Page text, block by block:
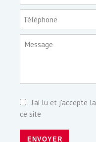
Téléphone
Message
J’ai lu et j'accepte la
ce site
ENVOYER